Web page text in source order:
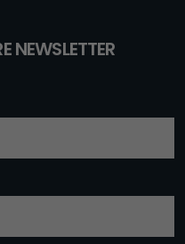
NEWSLETTER